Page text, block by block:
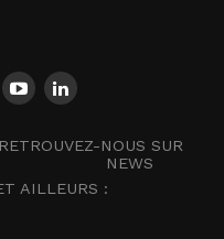
RETROUVEZ-NOUS SUR
NEWS
AILLEURS :